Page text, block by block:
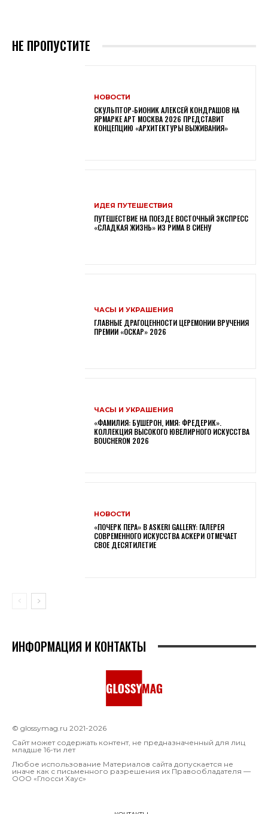
НЕ ПРОПУСТИТЕ
НОВОСТИ
СКУЛЬПТОР-БИОНИК АЛЕКСЕЙ КОНДРАШОВ НА
ЯРМАРКЕ АРТ МОСКВА 2026 ПРЕДСТАВИТ
КОНЦЕПЦИЮ «АРХИТЕКТУРЫ ВЫЖИВАНИЯ»
ИДЕЯ ПУТЕШЕСТВИЯ
ПУТЕШЕСТВИЕ НА ПОЕЗДЕ ВОСТОЧНЫЙ ЭКСПРЕСС
«СЛАДКАЯ ЖИЗНЬ» ИЗ РИМА В СИЕНУ
ЧАСЫ И УКРАШЕНИЯ
ГЛАВНЫЕ ДРАГОЦЕННОСТИ ЦЕРЕМОНИИ ВРУЧЕНИЯ
ПРЕМИИ «ОСКАР» 2026
ЧАСЫ И УКРАШЕНИЯ
«ФАМИЛИЯ: БУШЕРОН, ИМЯ: ФРЕДЕРИК».
КОЛЛЕКЦИЯ ВЫСОКОГО ЮВЕЛИРНОГО ИСКУССТВА
BOUCHERON 2026
НОВОСТИ
«ПОЧЕРК ПЕРА» В ASKERI GALLERY: ГАЛЕРЕЯ
СОВРЕМЕННОГО ИСКУССТВА АСКЕРИ ОТМЕЧАЕТ
СВОЕ ДЕСЯТИЛЕТИЕ
ИНФОРМАЦИЯ И КОНТАКТЫ
© glossymag.ru 2021-2026
Сайт может содержать контент, не предназначенный для лиц
младше 16-ти лет
Любое использование Материалов сайта допускается не
иначе как с письменного разрешения их Правообладателя —
OOO «Глосси Хаус»